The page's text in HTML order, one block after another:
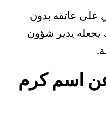
على عاتقه بدون
يجعله يدير شؤون
اسم كرم